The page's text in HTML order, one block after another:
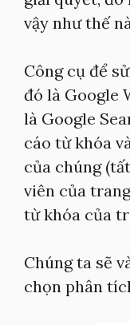
vậy như thế
Công cụ để
đó là Google
là Google
cáo từ khóa
của chúng
viên của
từ khóa của
Chúng ta sẽ
chọn phân